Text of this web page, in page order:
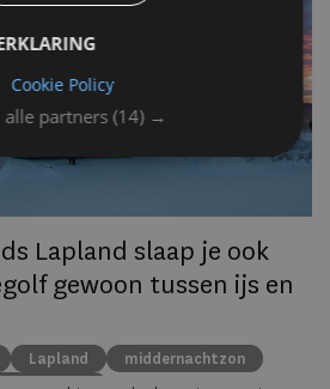
Lapland slaap je ook
gewoon tussen ijs en
Lapland
middernachtzon
alle partners (14) →
Cookie Policy